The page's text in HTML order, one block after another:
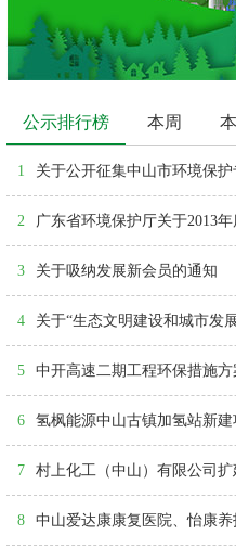
公示排行榜 本周
1 关于公开征集中山市环境保
2
3 关于吸纳发展新会员的通知
4
5 中开高速二期工程环保措施
6
7
8